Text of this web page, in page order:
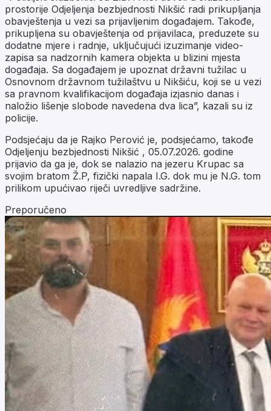
prostorije Odjeljenja bezbjednosti Nikšić radi prikupljanja
obavještenja u vezi sa prijavljenim događajem. Takođe,
prikupljena su obavještenja od prijavilaca, preduzete su
dodatne mjere i radnje, uključujući izuzimanje video-
zapisa sa nadzornih kamera objekta u blizini mjesta
događaja. Sa događajem je upoznat državni tužilac u
Osnovnom državnom tužilaštvu u Nikšiću, koji se u vezi
sa pravnom kvalifikacijom događaja izjasnio danas i
naložio lišenje slobode navedena dva lica”, kazali su iz
policije.
Podsjećaju da je Rajko Perović je, podsjećamo, takođe
Odjeljenju bezbjednosti Nikšić , 05.07.2026. godine
prijavio da ga je, dok se nalazio na jezeru Krupac sa
svojim bratom Ž.P, fizički napala I.G. dok mu je N.G. tom
prilikom upućivao riječi uvredljive sadržine.
Preporučeno